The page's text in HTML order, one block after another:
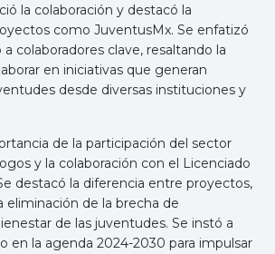
la colaboración y destacó la
como JuventusMx. Se enfatizó
colaboradores clave, resaltando la
en iniciativas que generan
desde diversas instituciones y
de la participación del sector
y la colaboración con el Licenciado
destacó la diferencia entre proyectos,
eliminación de la brecha de
de las juventudes. Se instó a
en la agenda 2024-2030 para impulsar